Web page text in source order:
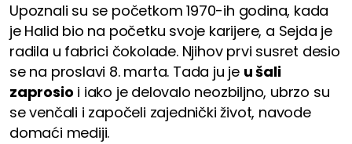
Upoznali su se početkom 1970-ih godina, kada
je Halid bio na početku svoje karijere, a Sejda je
radila u fabrici čokolade. Njihov prvi susret desio
se na proslavi 8. marta. Tada ju je u šali
zaprosio i iako je delovalo neozbiljno, ubrzo su
se venčali i započeli zajednički život, navode
domaći mediji.